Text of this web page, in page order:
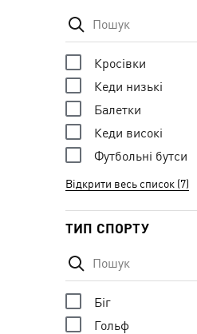
Кросівки
Кеди низькі
Балетки
Кеди високі
Футбольні бутси
Відкрити весь список (7)
ТИП СПОРТУ
Біг
Гольф